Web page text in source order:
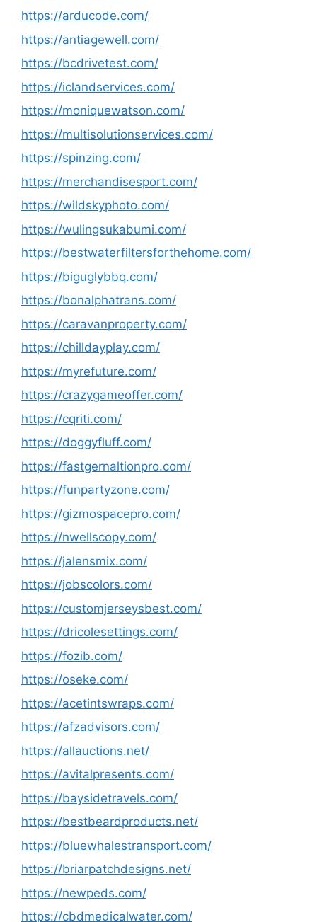
https://arducode.com/
https://antiagewell.com/
https://bcdrivetest.com/
https://iclandservices.com/
https://moniquewatson.com/
https://multisolutionservices.com/
https://spinzing.com/
https://merchandisesport.com/
https://wildskyphoto.com/
https://wulingsukabumi.com/
https://bestwaterfiltersforthehome.com/
https://biguglybbq.com/
https://bonalphatrans.com/
https://caravanproperty.com/
https://chilldayplay.com/
https://myrefuture.com/
https://crazygameoffer.com/
https://cqriti.com/
https://doggyfluff.com/
https://fastgernaltionpro.com/
https://funpartyzone.com/
https://gizmospacepro.com/
https://nwellscopy.com/
https://jalensmix.com/
https://jobscolors.com/
https://customjerseysbest.com/
https://dricolesettings.com/
https://fozib.com/
https://oseke.com/
https://acetintswraps.com/
https://afzadvisors.com/
https://allauctions.net/
https://avitalpresents.com/
https://baysidetravels.com/
https://bestbeardproducts.net/
https://bluewhalestransport.com/
https://briarpatchdesigns.net/
https://newpeds.com/
https://cbdmedicalwater.com/